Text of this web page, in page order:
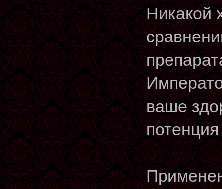
Никакой
ваше